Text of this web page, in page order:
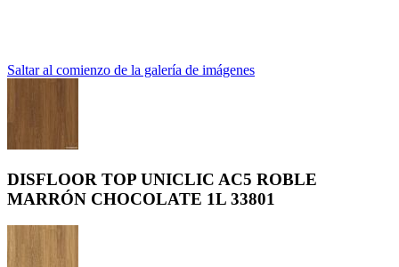
Saltar al comienzo de la galería de imágenes
DISFLOOR TOP UNICLIC AC5 ROBLE
MARRÓN CHOCOLATE 1L 33801